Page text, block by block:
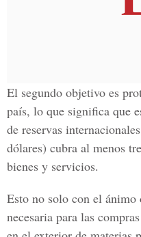
El segundo objetivo es
país, lo que significa que
de reservas
dólares) cubra al menos
bienes y servicios.
Esto no solo con el
necesaria para las